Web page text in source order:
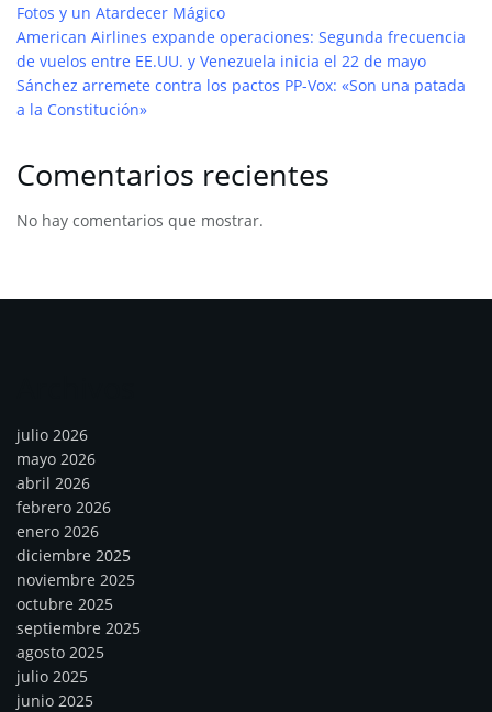
Fotos y un Atardecer Mágico
American Airlines expande operaciones: Segunda frecuencia
de vuelos entre EE.UU. y Venezuela inicia el 22 de mayo
Sánchez arremete contra los pactos PP-Vox: «Son una patada
a la Constitución»
Comentarios recientes
No hay comentarios que mostrar.
julio 2026
mayo 2026
abril 2026
febrero 2026
enero 2026
diciembre 2025
noviembre 2025
octubre 2025
septiembre 2025
agosto 2025
julio 2025
junio 2025